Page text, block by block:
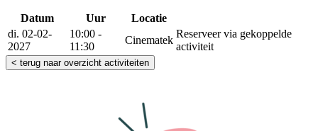
Datum Uur Locatie
di. 02-02-
2027
10:00 -
11:30
Cinematek
Reserveer via gekoppelde
activiteit
< terug naar overzicht activiteiten